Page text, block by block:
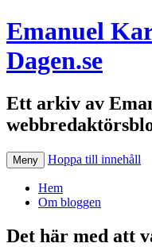
Emanuel
Dagen.se
Ett arkiv av
Meny Hoppa till innehåll
Hem
Om bloggen
Det här med att